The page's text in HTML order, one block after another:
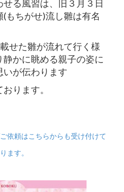
る風習は、旧３月３日
もちがせ)流し雛は有名
せた雛が流れて行く様
かに眺める親子の姿に
いが伝わります
ります。
依頼はこちらからも受け付けて
ます。